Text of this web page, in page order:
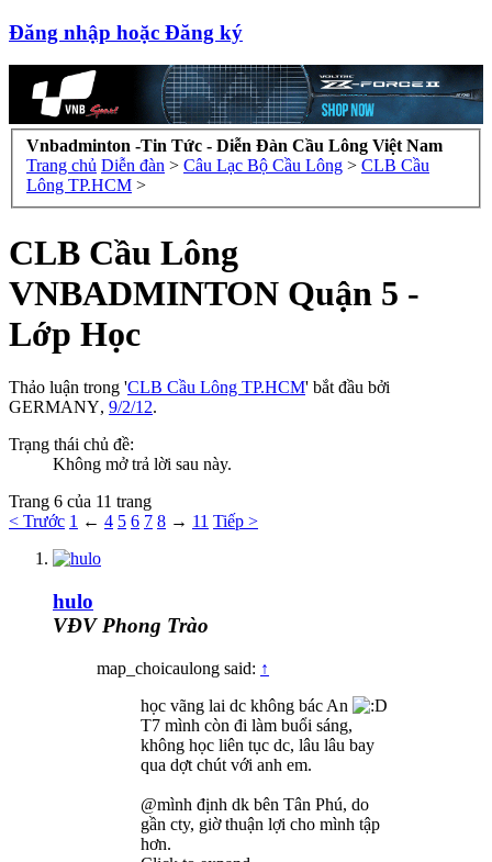
Đăng nhập hoặc Đăng ký
Vnbadminton -Tin Tức - Diễn Đàn Cầu Lông Việt Nam
Trang chủ Diễn đàn > Câu Lạc Bộ Cầu Lông > CLB Cầu
Lông TP.HCM >
CLB Cầu Lông
VNBADMINTON Quận 5 -
Lớp Học
Thảo luận trong 'CLB Cầu Lông TP.HCM' bắt đầu bởi
GERMANY, 9/2/12.
Trạng thái chủ đề:
Không mở trả lời sau này.
Trang 6 của 11 trang
< Trước 1 ← 4 5 6 7 8 → 11 Tiếp >
hulo
VĐV Phong Trào
map_choicaulong said: ↑
học vãng lai dc không bác An
T7 mình còn đi làm buổi sáng,
không học liên tục dc, lâu lâu bay
qua dợt chút với anh em.
@mình định dk bên Tân Phú, do
gần cty, giờ thuận lợi cho mình tập
hơn.